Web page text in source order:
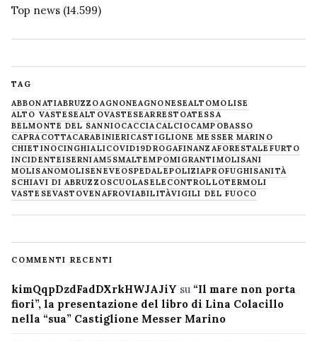
Top news (14.599)
TAG
ABBONATIABRUZZOAGNONEAGNONESEALTOMOLISE
ALTO VASTESEALTOVASTESEARRESTOATESSA
BELMONTE DEL SANNIOCACCIACALCIOCAMPOBASSO
CAPRACOTTACARABINIERICASTIGLIONE MESSER MARINO
CHIETINOCINGHIALICOVID19DROGAFINANZAFORESTALE FURTO
INCIDENTEISERNIAM5SMALTEMPOMIGRANTIMOLISANI
MOLISANOMOLISENEVE OSPEDALEPOLIZIAPROFUGHISANITÀ
SCHIAVI DI ABRUZZOSCUOLASELECONTROLLOTERMOLI
VASTESEVASTOVENAFROVIABILITÀVIGILI DEL FUOCO
COMMENTI RECENTI
kimQqpDzdFadDXrkHWJAJiY su “Il mare non porta
fiori”, la presentazione del libro di Lina Colacillo
nella “sua” Castiglione Messer Marino